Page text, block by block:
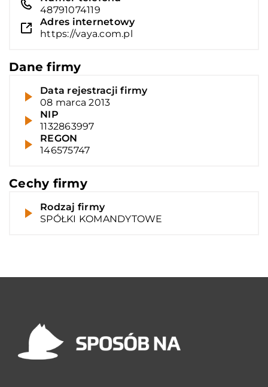
48791074119
Adres internetowy
https://vaya.com.pl
Dane firmy
Data rejestracji firmy
08 marca 2013
NIP
1132863997
REGON
146575747
Cechy firmy
Rodzaj firmy
SPÓŁKI KOMANDYTOWE